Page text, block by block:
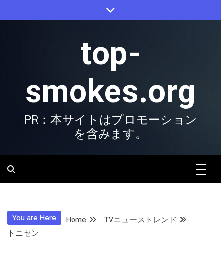
to
top-
smokes.org
PR：本サイトはプロモーション
を含みます。
You are Here Home
TVニューストレンド
トニセン